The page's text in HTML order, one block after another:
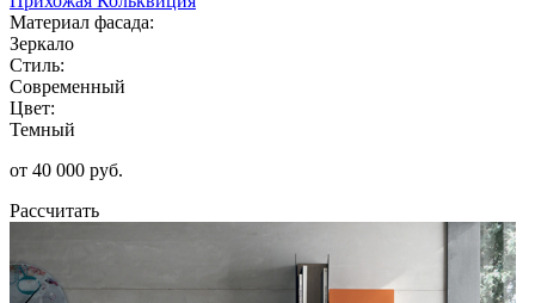
Материал фасада:
Зеркало
Стиль:
Современный
Цвет:
Темный
от 40 000 руб.
Рассчитать